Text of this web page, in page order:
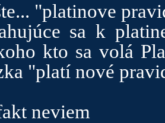
"platinove
sa k
kto sa volá
"platí nové
neviem